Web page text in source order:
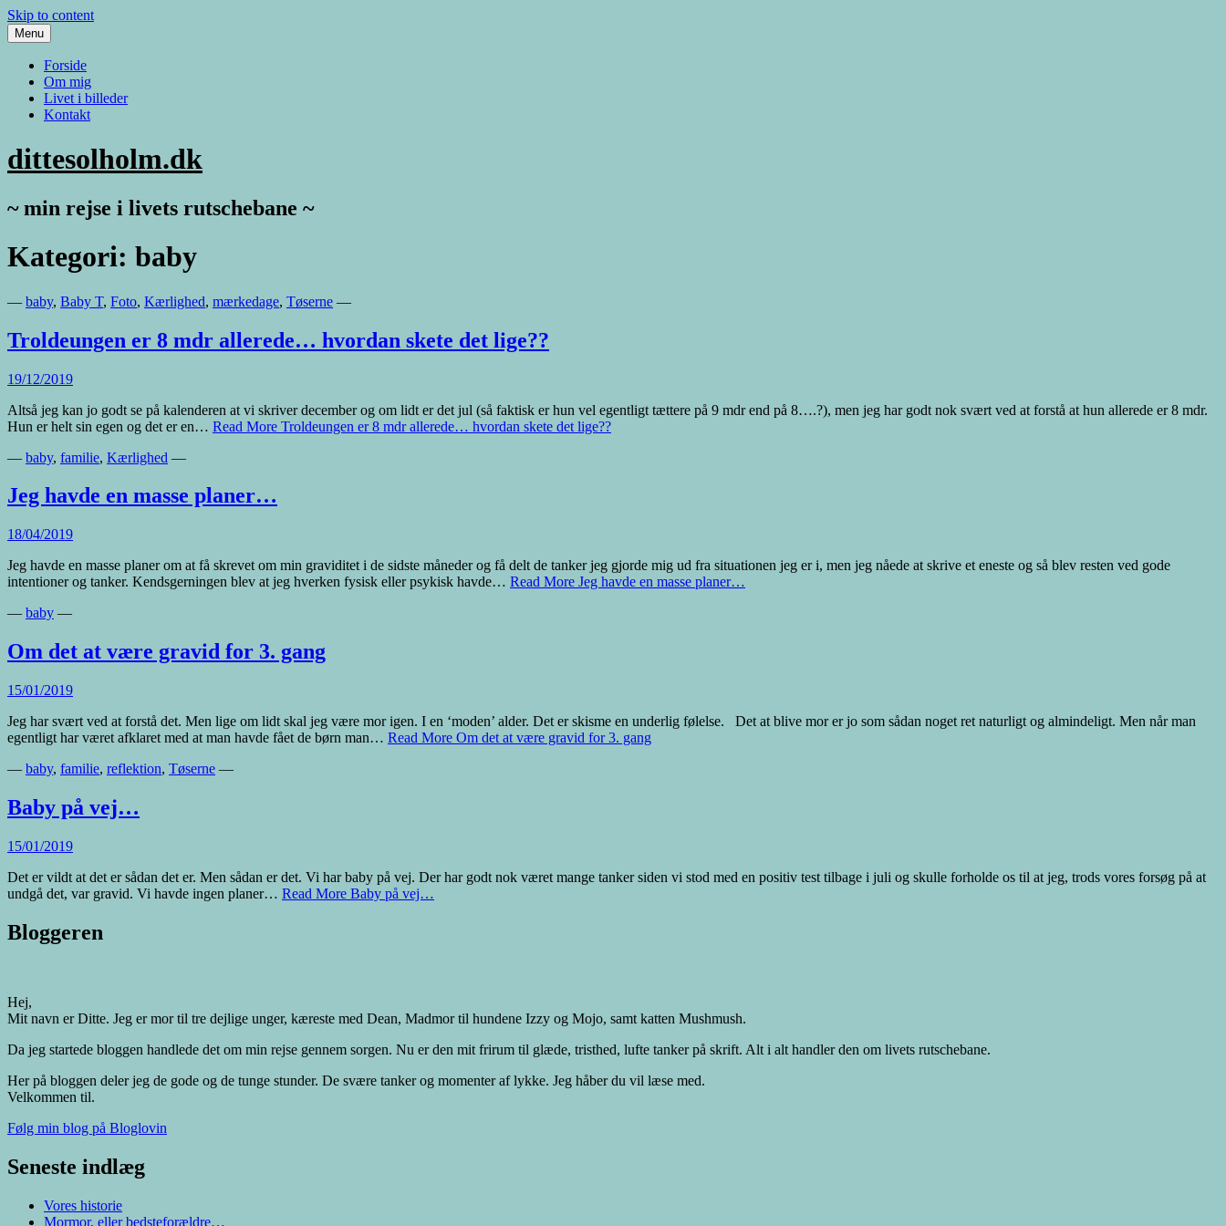
Skip to content
Menu
Forside
Om mig
Livet i billeder
Kontakt
dittesolholm.dk
~ min rejse i livets rutschebane ~
Kategori: baby
— baby, Baby T, Foto, Kærlighed, mærkedage, Tøserne —
Troldeungen er 8 mdr allerede… hvordan skete det lige??
19/12/2019
Altså jeg kan jo godt se på kalenderen at vi skriver december og om lidt er det jul (så faktisk er hun vel egentligt tættere på 9 mdr end på 8….?), men jeg har godt nok svært ved at forstå at hun allerede er 8 mdr.
Hun er helt sin egen og det er en… Read More Troldeungen er 8 mdr allerede… hvordan skete det lige??
— baby, familie, Kærlighed —
Jeg havde en masse planer…
18/04/2019
Jeg havde en masse planer om at få skrevet om min graviditet i de sidste måneder og få delt de tanker jeg gjorde mig ud fra situationen jeg er i, men jeg nåede at skrive et eneste og så blev resten ved gode
intentioner og tanker. Kendsgerningen blev at jeg hverken fysisk eller psykisk havde… Read More Jeg havde en masse planer…
— baby —
Om det at være gravid for 3. gang
15/01/2019
Jeg har svært ved at forstå det. Men lige om lidt skal jeg være mor igen. I en ‘moden’ alder. Det er skisme en underlig følelse. Det at blive mor er jo som sådan noget ret naturligt og almindeligt. Men når man
egentligt har været afklaret med at man havde fået de børn man… Read More Om det at være gravid for 3. gang
— baby, familie, reflektion, Tøserne —
Baby på vej…
15/01/2019
Det er vildt at det er sådan det er. Men sådan er det. Vi har baby på vej. Der har godt nok været mange tanker siden vi stod med en positiv test tilbage i juli og skulle forholde os til at jeg, trods vores forsøg på at
undgå det, var gravid. Vi havde ingen planer… Read More Baby på vej…
Bloggeren
Hej,
Mit navn er Ditte. Jeg er mor til tre dejlige unger, kæreste med Dean, Madmor til hundene Izzy og Mojo, samt katten Mushmush.
Da jeg startede bloggen handlede det om min rejse gennem sorgen. Nu er den mit frirum til glæde, tristhed, lufte tanker på skrift. Alt i alt handler den om livets rutschebane.
Her på bloggen deler jeg de gode og de tunge stunder. De svære tanker og momenter af lykke. Jeg håber du vil læse med.
Velkommen til.
Følg min blog på Bloglovin
Seneste indlæg
Vores historie
Mormor, eller bedsteforældre…